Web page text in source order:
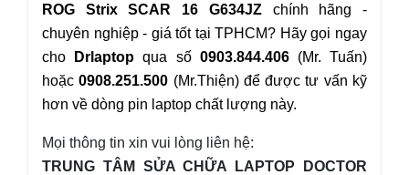
ROG Strix SCAR 16 G634JZ
chính hãng -
chuyên nghiệp - giá tốt tại TPHCM? Hãy gọi ngay
cho
Drlaptopqua số 0903.844.406(Mr. Tuấn)
hoặc0908.251.500 (Mr.Thiện) để được tư vấn kỹ
hơn về dòng pin laptop chất lượng này.
Mọi thông tin xin vui lòng liên hệ:
TRUNG TÂM SỬA CHỮA LAPTOP DOCTOR